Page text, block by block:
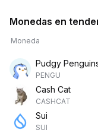
Monedas en
Moneda
Pudgy
PENGU
Cash Cat
CASHCAT
Sui
SUI